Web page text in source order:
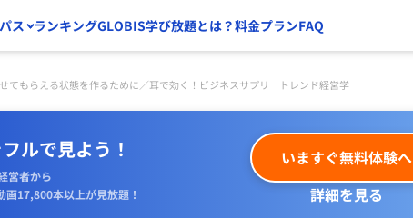
ス ランキングGLOBIS学び放題とは？料金プランFAQ
てもらえる状態を作るために／耳で効く！ビジネスサプリ トレンド経営学
ルで見よう！
営者から
画17,800本以上が見放題！
いますぐ無料体験へ
詳細を見る